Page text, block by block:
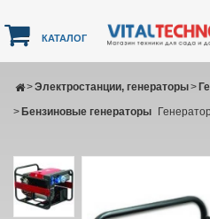
КАТАЛОГ
Электростанции, генераторы
>
>
Бензиновые генераторы
>